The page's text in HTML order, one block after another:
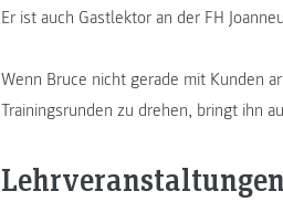
Er ist auch Gastlektor an der FH
Wenn Bruce nicht gerade mit Kunden
Trainingsrunden zu drehen, bringt ihn
Lehrveranstaltungen